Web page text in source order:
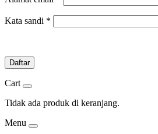
Kata sandi *
Daftar
Cart
Tidak ada produk di keranjang.
Menu